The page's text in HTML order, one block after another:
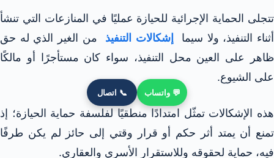
تتجلى الحماية الإجرائية للحيازة عمليًا في المنازعات التي تنشأ
أثناء التنفيذ، ولا سيما
إشكالات التنفيذ
من الغير الذي له حق
ظاهر على العين محل التنفيذ، سواء كان مستأجرًا أو مالكًا
على الشيوع.​
هذه الإشكالات تمثّل امتدادًا منطقيًا لفلسفة حماية الحيازة؛ إذ
تمنع أن يمتد أثر حكم أو قرار وقتي إلى حائز لم يكن طرفًا
فيه، حماية لحقوقه وللاستقرار الأسري والعقاري.​
💬 واتساب 📞 اتصال